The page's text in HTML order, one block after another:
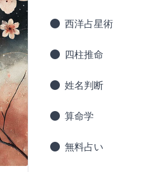
西洋占星術
四柱推命
姓名判断
算命学
無料占い